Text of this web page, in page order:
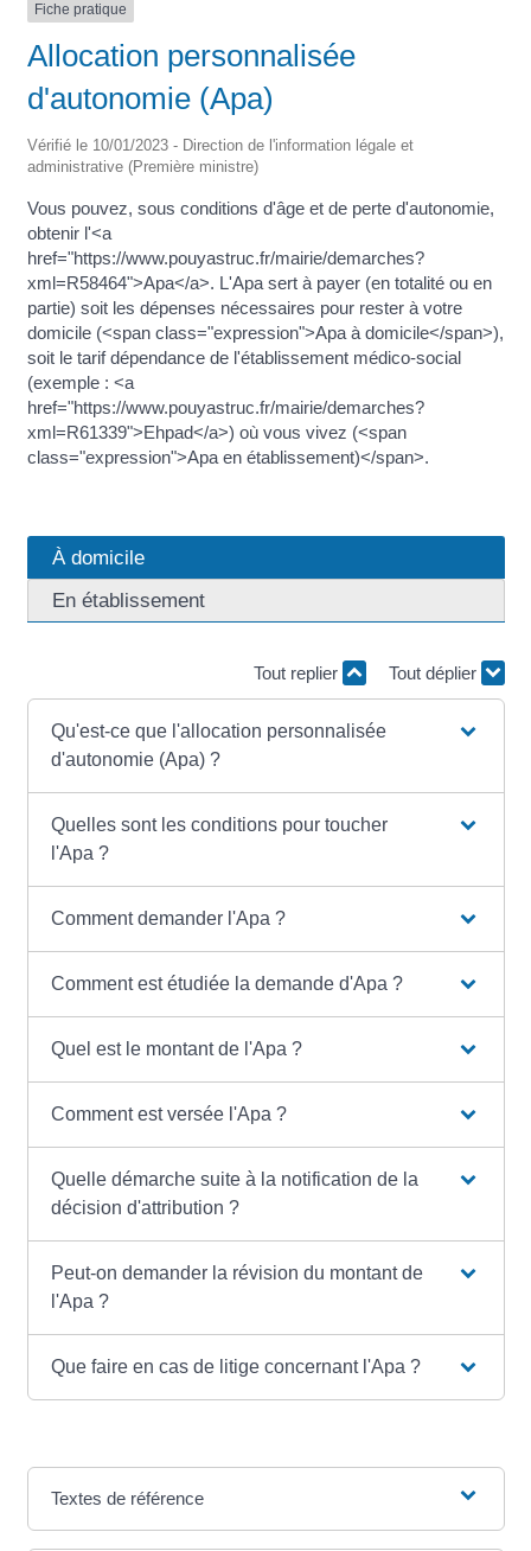
Fiche pratique
Allocation personnalisée
d'autonomie (Apa)
Vérifié le 10/01/2023 - Direction de l'information légale et
administrative (Première ministre)
Vous pouvez, sous conditions d'âge et de perte d'autonomie,
obtenir l'<a
href="https://www.pouyastruc.fr/mairie/demarches?
xml=R58464">Apa</a>. L'Apa sert à payer (en totalité ou en
partie) soit les dépenses nécessaires pour rester à votre
domicile (<span class="expression">Apa à domicile</span>),
soit le tarif dépendance de l'établissement médico-social
(exemple : <a
href="https://www.pouyastruc.fr/mairie/demarches?
xml=R61339">Ehpad</a>) où vous vivez (<span
class="expression">Apa en établissement)</span>.
À domicile
En établissement
Tout replier Tout déplier
Qu'est-ce que l'allocation personnalisée
d'autonomie (Apa) ?
Quelles sont les conditions pour toucher
l'Apa ?
Comment demander l'Apa ?
Comment est étudiée la demande d'Apa ?
Quel est le montant de l'Apa ?
Comment est versée l'Apa ?
Quelle démarche suite à la notification de la
décision d'attribution ?
Peut-on demander la révision du montant de
l'Apa ?
Que faire en cas de litige concernant l'Apa ?
Textes de référence